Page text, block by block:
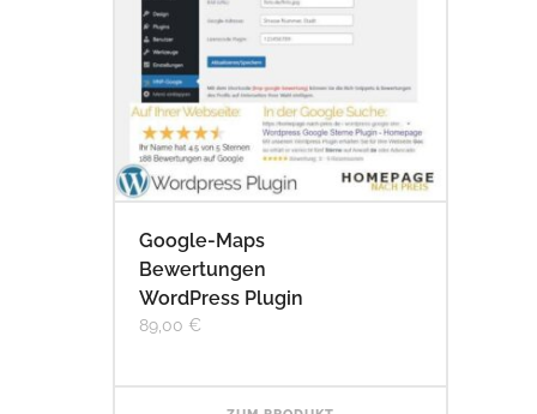
Google-Maps
Bewertungen
WordPress Plugin
89,00 €